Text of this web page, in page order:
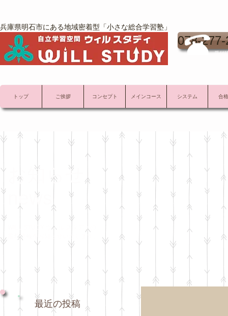
兵庫県明石市にある地域密着型「小さな総合学習塾」
078-
受付
トップ ご挨拶 コンセプト メインコース システム 合
お知らせ
news
WILL STUDY ウィル スタディの
最新情報をお知らせいたします。
最近の投稿